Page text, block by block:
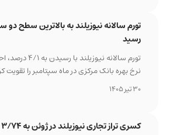
تورم سالانه نیوزیلند به بالاترین سطح دو سال
رسید
تورم سالانه نیوزیلند با
نرخ بهره بانک مرکزی در ماه سپتامبر را تقویت کرد.
کسری تراز تجاری نیوزیلند در ژوئن به ۳/۷۴ میلیارد دلار رسید